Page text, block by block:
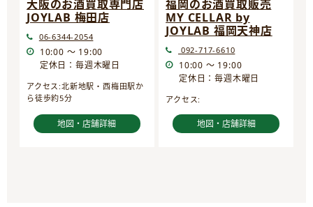
大阪のお酒買取専門店
JOYLAB 梅田店
06-6344-2054
10:00 ～ 19:00
定休日：毎週木曜日
アクセス:北新地駅・西梅田駅か
ら徒歩約5分
地図・店舗詳細
福岡のお酒買取販売
MY CELLAR by
JOYLAB 福岡天神店
092-717-6610
10:00 ～ 19:00
定休日：毎週木曜日
アクセス:
地図・店舗詳細